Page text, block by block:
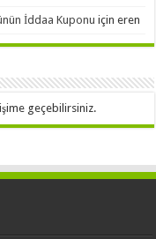
İddaa Kuponu içineren
geçebilirsiniz.